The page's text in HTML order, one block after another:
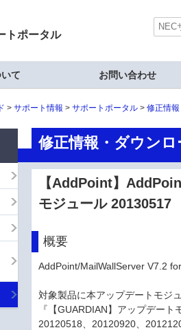
トポータル
て お問い合わせ
サポート情報 サポートポータル 修正情
修正情報・ダウンロ
【AddPoint】
モジュール 20130517
概要
AddPoint/MailWallServer V7.2
対象製品に本アップデートモジ
『【GUARDIAN】アップデー
20120518、20120920、